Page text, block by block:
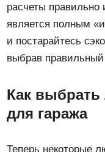
расчеты правильно
является полным
и постарайтесь
выбрав правильный
Как выбрать
для гаража
Теперь некоторые